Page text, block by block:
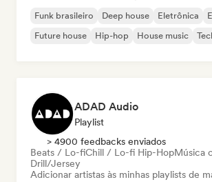
Funk brasileiro Deep house Eletrônica
Future house
Hip-hop House music
ADAD Audio
Playlist
> 4900 feedbacks enviados
Beats / Lo-fiChill / Lo-fi Hip-HopMúsica
Drill/Jersey
Adicionar artistas às minhas playlists de